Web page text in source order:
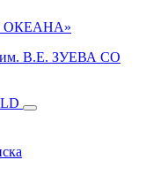
им. В.Е. ЗУЕВА СО